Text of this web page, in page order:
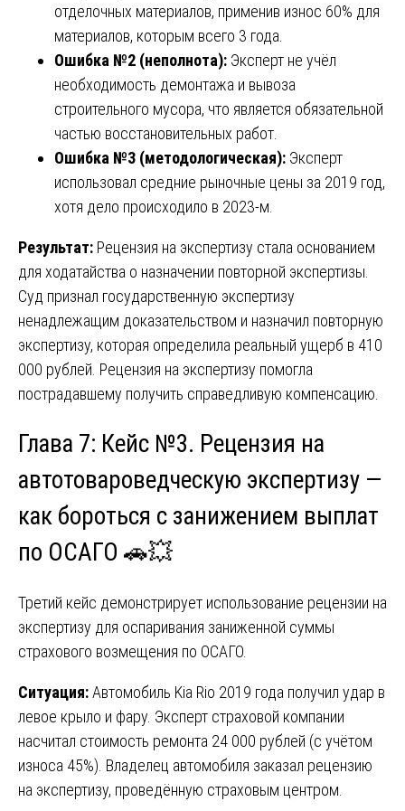
отделочных материалов, применив износ 60% для
материалов, которым всего 3 года.
Ошибка №2 (неполнота): Эксперт не учёл
необходимость демонтажа и вывоза
строительного мусора, что является обязательной
частью восстановительных работ.
Ошибка №3 (методологическая): Эксперт
использовал средние рыночные цены за 2019 год,
хотя дело происходило в 2023-м.
Результат: Рецензия на экспертизу стала основанием
для ходатайства о назначении повторной экспертизы.
Суд признал государственную экспертизу
ненадлежащим доказательством и назначил повторную
экспертизу, которая определила реальный ущерб в 410
000 рублей. Рецензия на экспертизу помогла
пострадавшему получить справедливую компенсацию.
Глава 7: Кейс №3. Рецензия на
автотовароведческую экспертизу —
как бороться с занижением выплат
по ОСАГО 🚗💥
Третий кейс демонстрирует использование рецензии на
экспертизу для оспаривания заниженной суммы
страхового возмещения по ОСАГО.
Ситуация:Автомобиль Kia Rio 2019 года получил удар в
левое крыло и фару. Эксперт страховой компании
насчитал стоимость ремонта 24 000 рублей (с учётом
износа 45%). Владелец автомобиля заказал рецензию
на экспертизу, проведённую страховым центром.